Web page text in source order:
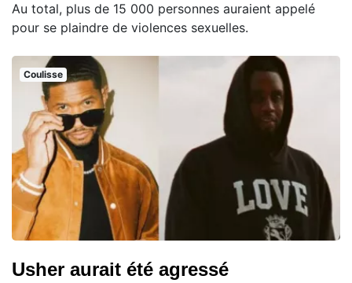
Au total, plus de 15 000 personnes auraient appelé
pour se plaindre de violences sexuelles.
Coulisse
Usher aurait été agressé